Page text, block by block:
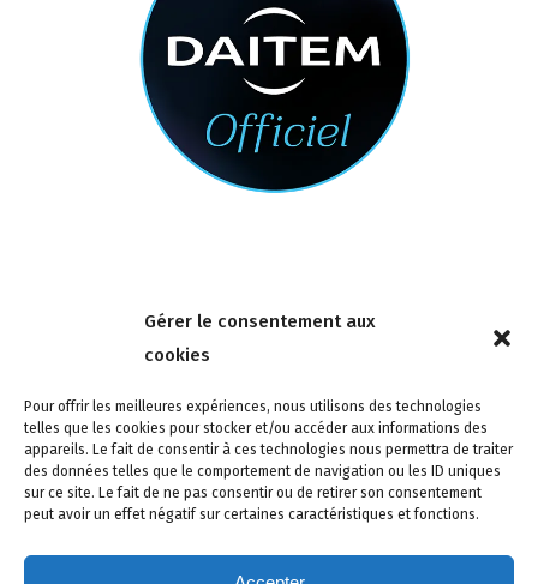
Gérer le consentement aux
cookies
Pour offrir les meilleures expériences, nous utilisons des technologies
telles que les cookies pour stocker et/ou accéder aux informations des
appareils. Le fait de consentir à ces technologies nous permettra de traiter
des données telles que le comportement de navigation ou les ID uniques
sur ce site. Le fait de ne pas consentir ou de retirer son consentement
peut avoir un effet négatif sur certaines caractéristiques et fonctions.
4 rue de la Tour 85150 Les Achards